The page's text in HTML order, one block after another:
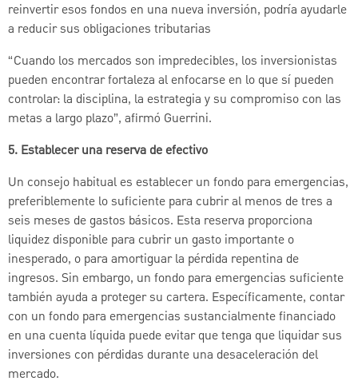
reinvertir esos fondos en una nueva inversión, podría ayudarle
a reducir sus obligaciones tributarias
“Cuando los mercados son impredecibles, los inversionistas
pueden encontrar fortaleza al enfocarse en lo que sí pueden
controlar: la disciplina, la estrategia y su compromiso con las
metas a largo plazo”, afirmó Guerrini.
5. Establecer una reserva de efectivo
Un consejo habitual es establecer un fondo para emergencias,
preferiblemente lo suficiente para cubrir al menos de tres a
seis meses de gastos básicos. Esta reserva proporciona
liquidez disponible para cubrir un gasto importante o
inesperado, o para amortiguar la pérdida repentina de
ingresos. Sin embargo, un fondo para emergencias suficiente
también ayuda a proteger su cartera. Específicamente, contar
con un fondo para emergencias sustancialmente financiado
en una cuenta líquida puede evitar que tenga que liquidar sus
inversiones con pérdidas durante una desaceleración del
mercado.